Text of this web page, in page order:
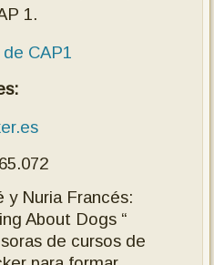
1.
CAP1
y Nuria Francés:
About Dogs “
de cursos de